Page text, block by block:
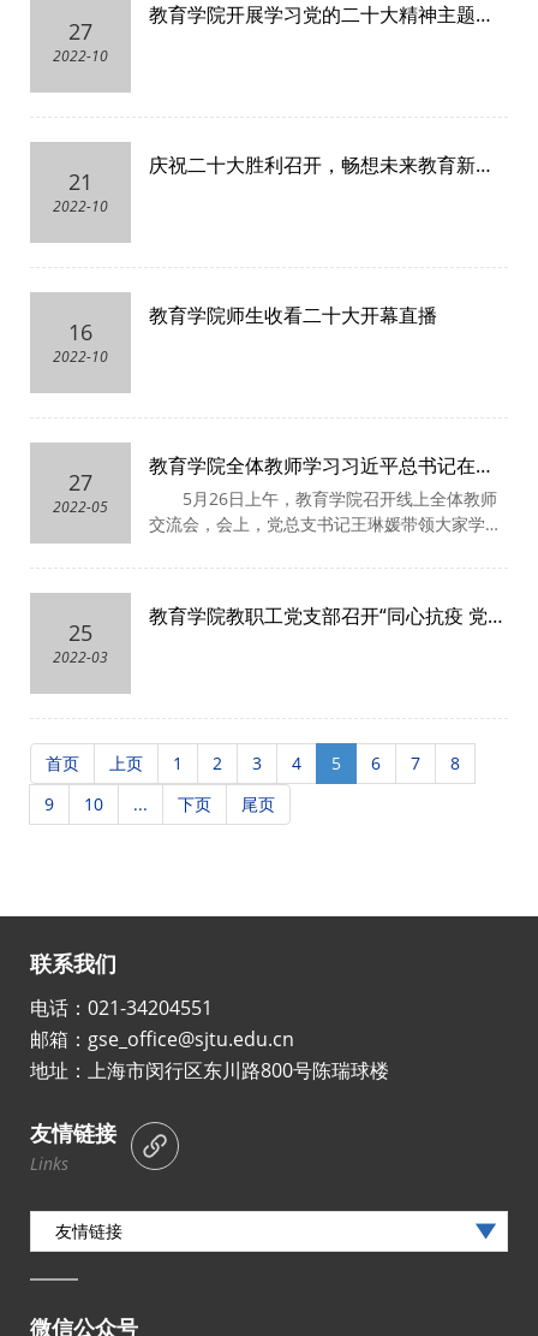
27
2022-10
教育学院开展学习党的二十大精神主题党
21
2022-10
庆祝二十大胜利召开，畅想未来教育新发
16
2022-10
教育学院师生收看二十大开幕直播
27
2022-05
教育学院全体教师学习习近平总书记在庆
祝中国共产主义青年团成立100周年大会上
的重要讲话精神
5月26日上午，教育学院召开线上全体教师
交流会，会上，党总支书记王琳媛带领大家学习
100周年大会上的重要讲话精神，学院全体教师
25
2022-03
教育学院教职工党支部召开“同心抗疫 党员
首页 上页 1 2 3 4 5 6 7
8
9
10 ... 下页 尾页
联系我们
电话：021-34204551
邮箱：gse_office@sjtu.edu.cn
地址：上海市闵行区东川路800号陈瑞球楼
友情链接
Links
友情链接
微信公众号